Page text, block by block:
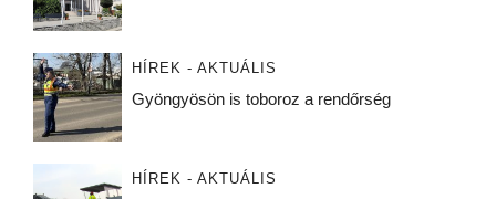
HÍREK - AKTUÁLIS
Gyöngyösön is toboroz a rendőrség
HÍREK - AKTUÁLIS